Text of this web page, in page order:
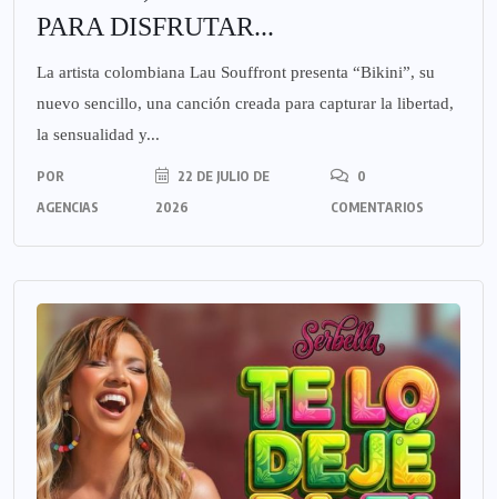
PARA DISFRUTAR...
La artista colombiana Lau Souffront presenta “Bikini”, su
nuevo sencillo, una canción creada para capturar la libertad,
la sensualidad y...
POR
AGENCIAS
22 DE JULIO DE
2026
0
COMENTARIOS